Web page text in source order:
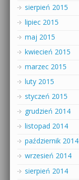
sierpień 2015
lipiec 2015
maj 2015
kwiecień 2015
marzec 2015
luty 2015
styczeń 2015
grudzień 2014
listopad 2014
październik 2014
wrzesień 2014
sierpień 2014